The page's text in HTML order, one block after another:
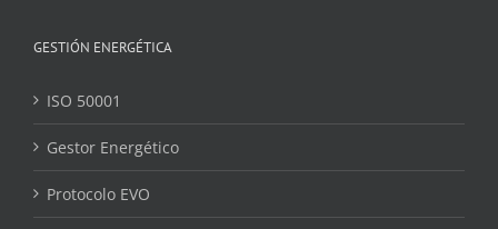
GESTIÓN ENERGÉTICA
ISO 50001
Gestor Energético
Protocolo EVO